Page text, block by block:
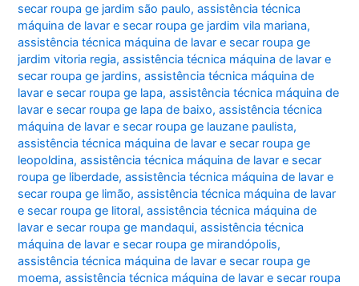
secar roupa ge jardim são paulo,assistência técnica
máquina de lavar e secar roupa ge jardim vila mariana,
assistência técnica máquina de lavar e secar roupa ge
jardim vitoria regia,assistência técnica máquina de lavar e
secar roupa ge jardins,assistência técnica máquina de
lavar e secar roupa ge lapa,assistência técnica máquina de
lavar e secar roupa ge lapa de baixo,assistência técnica
máquina de lavar e secar roupa ge lauzane paulista,
assistência técnica máquina de lavar e secar roupa ge
leopoldina,assistência técnica máquina de lavar e secar
roupa ge liberdade,assistência técnica máquina de lavar e
secar roupa ge limão,assistência técnica máquina de lavar
e secar roupa ge litoral,assistência técnica máquina de
lavar e secar roupa ge mandaqui,assistência técnica
máquina de lavar e secar roupa ge mirandópolis,
assistência técnica máquina de lavar e secar roupa ge
moema,assistência técnica máquina de lavar e secar roupa